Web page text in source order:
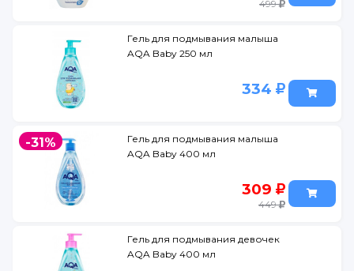
499
Гель для подмывания малыша
AQA Baby 250 мл
334
-31%
Гель для подмывания малыша
AQA Baby 400 мл
309
449
Гель для подмывания девочек
AQA Baby 400 мл